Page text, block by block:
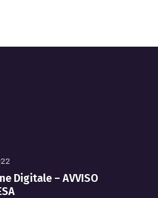
Digitale – AVVISO